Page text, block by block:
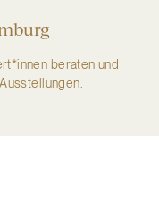
beraten und